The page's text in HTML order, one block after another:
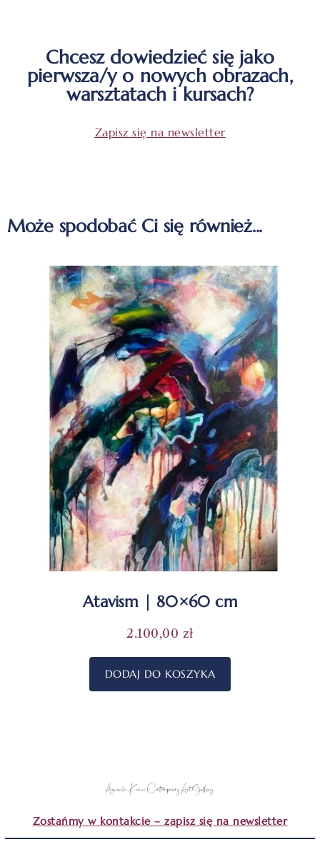
Chcesz dowiedzieć się jako
pierwsza/y o nowych obrazach,
warsztatach i kursach?
Zapisz się na newsletter
Atavism | 80×60 cm
2.100,00 zł
DODAJ DO KOSZYKA
Zostańmy w kontakcie – zapisz się na newsletter